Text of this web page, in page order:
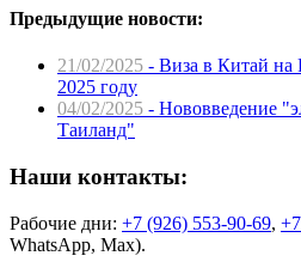
Предыдущие новости:
21/02/2025 - Виза в Китай на
2025 году
04/02/2025 - Нововведение
Таиланд"
Наши контакты:
Рабочие дни: +7 (926) 553-90-69,
WhatsApp, Max).